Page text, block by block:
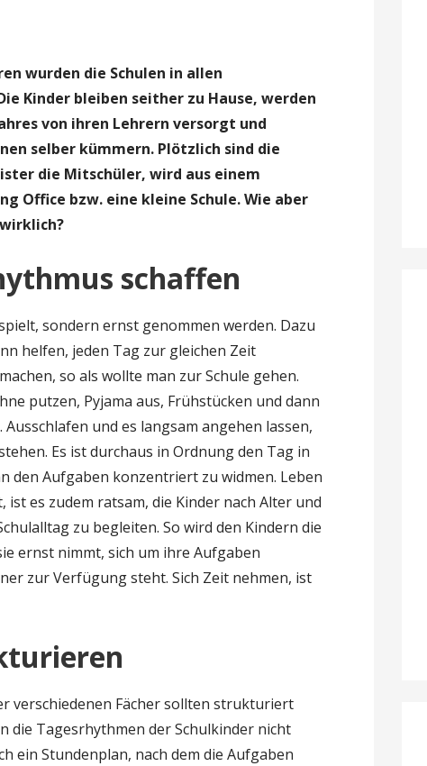
wurden die Schulen in allen
Kinder bleiben seither zu Hause, werden
von ihren Lehrern versorgt und
selber kümmern. Plötzlich sind die
die Mitschüler, wird aus einem
Office bzw. eine kleine Schule. Wie aber
schaffen
sondern ernst genommen werden. Dazu
helfen, jeden Tag zur gleichen Zeit
so als wollte man zur Schule gehen.
putzen, Pyjama aus, Frühstücken und dann
und es langsam angehen lassen,
Es ist durchaus in Ordnung den Tag in
den Aufgaben konzentriert zu widmen. Leben
ist es zudem ratsam, die Kinder nach Alter und
zu begleiten. So wird den Kindern die
ernst nimmt, sich um ihre Aufgaben
zur Verfügung steht. Sich Zeit nehmen, ist
verschiedenen Fächer sollten strukturiert
die Tagesrhythmen der Schulkinder nicht
ein Stundenplan, nach dem die Aufgaben